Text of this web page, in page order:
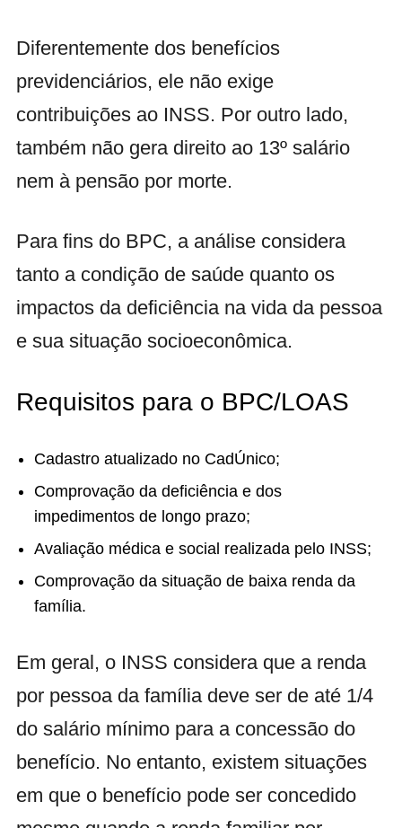
Diferentemente dos benefícios
previdenciários, ele não exige
contribuições ao INSS. Por outro lado,
também não gera direito ao 13º salário
nem à pensão por morte.
Para fins do BPC, a análise considera
tanto a condição de saúde quanto os
impactos da deficiência na vida da pessoa
e sua situação socioeconômica.
Requisitos para o BPC/LOAS
Cadastro atualizado no CadÚnico;
Comprovação da deficiência e dos
impedimentos de longo prazo;
Avaliação médica e social realizada pelo INSS;
Comprovação da situação de baixa renda da
família.
Em geral, o INSS considera que a renda
por pessoa da família deve ser de até 1/4
do salário mínimo para a concessão do
benefício. No entanto, existem situações
em que o benefício pode ser concedido